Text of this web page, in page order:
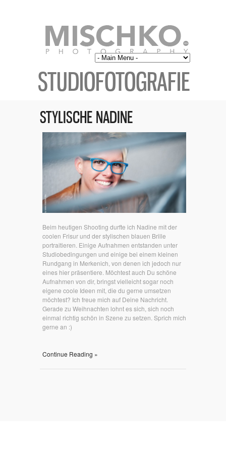
STUDIOFOTOGRAFIE
STYLISCHE NADINE
Beim heutigen Shooting durfte ich Nadine mit der
coolen Frisur und der stylischen blauen Brille
portraitieren. Einige Aufnahmen entstanden unter
Studiobedingungen und einige bei einem kleinen
Rundgang in Merkenich, von denen ich jedoch nur
eines hier präsentiere. Möchtest auch Du schöne
Aufnahmen von dir, bringst vielleicht sogar noch
eigene coole Ideen mit, die du gerne umsetzen
möchtest? Ich freue mich auf Deine Nachricht.
Gerade zu Weihnachten lohnt es sich, sich noch
einmal richtig schön in Szene zu setzen. Sprich mich
gerne an :)
Continue Reading »